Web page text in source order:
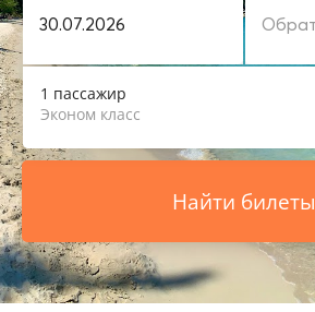
1 пассажир
Эконом класс
Найти билеты